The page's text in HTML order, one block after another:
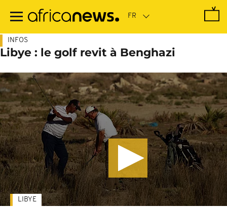
contenu
INFOS
Libye : le golf revit à Benghazi
LIBYE